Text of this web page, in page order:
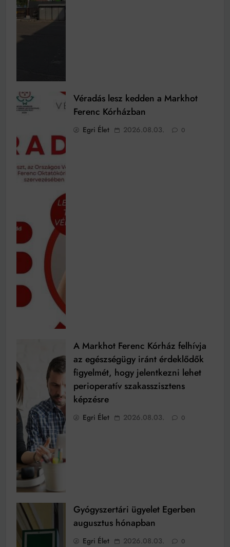
Véradás lesz kedden a Markhot
Ferenc Kórházban
Egri Élet 2026.08.03. 0
A Markhot Ferenc Kórház felhívja
az egészségügy iránt érdeklődők
figyelmét, hogy jelentkezni lehet
perioperatív szakasszisztens
képzésre
Egri Élet 2026.08.03. 0
Gyógyszertári ügyelet Egerben
augusztus hónapban
Egri Élet 2026.08.03. 0